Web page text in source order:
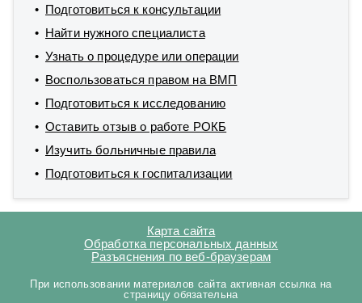
Подготовиться к консультации
Найти нужного специалиста
Узнать о процедуре или операции
Воспользоваться правом на ВМП
Подготовиться к исследованию
Оставить отзыв о работе РОКБ
Изучить больничные правила
Подготовиться к госпитализации
Карта сайта
Обработка персональных данных
Разъяснения по веб-браузерам
При использовании материалов сайта активная ссылка на
страницу обязательна